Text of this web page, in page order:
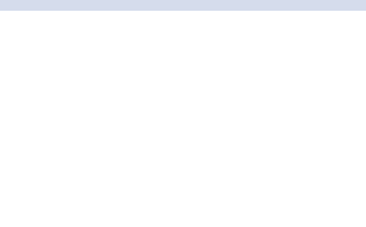
見直し、その改善に努めます。